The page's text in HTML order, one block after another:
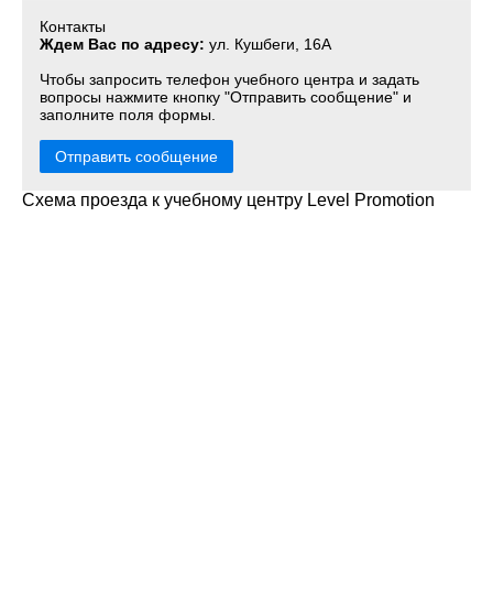
Контакты
Ждем Вас по адресу: ул. Кушбеги, 16А
Чтобы запросить телефон учебного центра и задать
вопросы нажмите кнопку "Отправить сообщение" и
заполните поля формы.
Отправить сообщение
Схема проезда к учебному центру Level Promotion